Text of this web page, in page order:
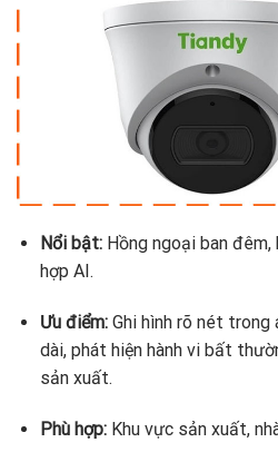
Nổi bật:Hồng ngoại ban
hợp AI.
Ưu điểm:Ghi hình rõ nét trong
dài, phát hiện hành vi bất
sản xuất.
Phù hợp:Khu vực sản xuất,